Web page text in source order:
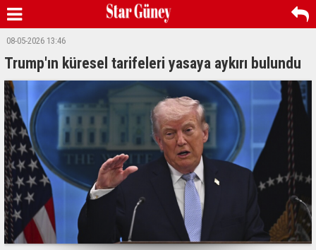
08-05-2026 13:46
Trump'ın küresel tarifeleri yasaya aykırı bulundu